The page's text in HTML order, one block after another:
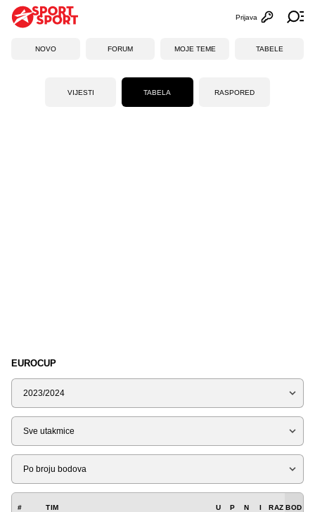
Otvori
Prijava
NOVO FORUM MOJE TEME TABELE
VIJESTI TABELA RASPORED
EUROCUP
Sezona
Tip
Liga
# TIM U P N I RAZ BOD